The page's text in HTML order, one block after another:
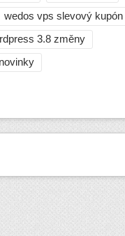
wedos vps slevový kupón
3.8 změny